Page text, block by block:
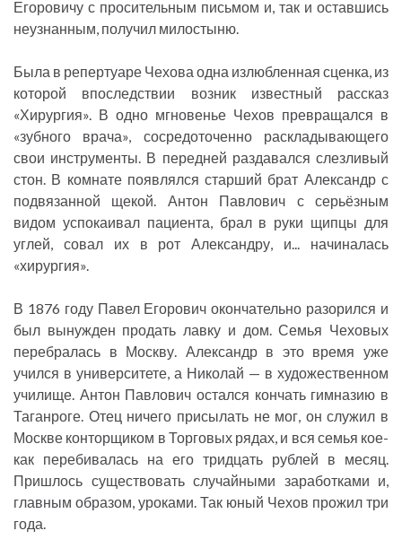
Егоровичу с просительным письмом и, так и оставшись
неузнанным, получил милостыню.
Была в репертуаре Чехова одна излюбленная сценка, из
которой впоследствии возник известный рассказ
«Хирургия». В одно мгновенье Чехов превращался в
«зубного врача», сосредоточенно раскладывающего
свои инструменты. В передней раздавался слезливый
стон. В комнате появлялся старший брат Александр с
подвязанной щекой. Антон Павлович с серьёзным
видом успокаивал пациента, брал в руки щипцы для
углей, совал их в рот Александру, и... начиналась
«хирургия».
В 1876 году Павел Егорович окончательно разорился и
был вынужден продать лавку и дом. Семья Чеховых
перебралась в Москву. Александр в это время уже
учился в университете, а Николай — в художественном
училище. Антон Павлович остался кончать гимназию в
Таганроге. Отец ничего присылать не мог, он служил в
Москве конторщиком в Торговых рядах, и вся семья кое-
как перебивалась на его тридцать рублей в месяц.
Пришлось существовать случайными заработками и,
главным образом, уроками. Так юный Чехов прожил три
года.